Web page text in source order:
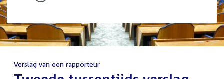
Verslag van een rapporteur
: